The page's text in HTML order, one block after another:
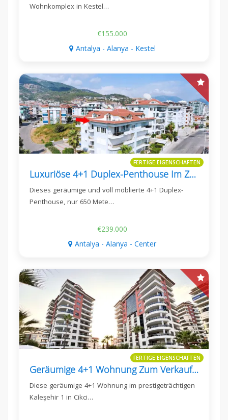
Wohnkomplex in Kestel…
€155.000
Antalya - Alanya - Kestel
FERTIGE EIGENSCHAFTEN
Luxuriöse 4+1 Duplex-Penthouse Im Zentrum Von Alanya
Dieses geräumige und voll möblierte 4+1 Duplex-
Penthouse, nur 650 Mete…
€239.000
Antalya - Alanya - Center
FERTIGE EIGENSCHAFTEN
Geräumige 4+1 Wohnung Zum Verkauf In Kaleşehir 1, Cikcilli, Alanya
Diese geräumige 4+1 Wohnung im prestigeträchtigen
Kaleşehir 1 in Cikci…